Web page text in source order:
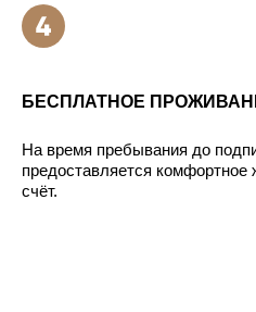
БЕСПЛАТНОЕ
На время пребывания до
предоставляется комфортное
счёт.